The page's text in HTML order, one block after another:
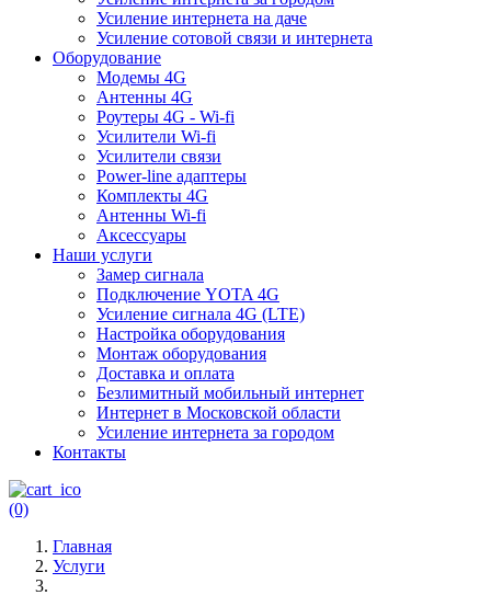
Усиление интернета на даче
Усиление сотовой связи и интернета
Оборудование
Модемы 4G
Антенны 4G
Роутеры 4G - Wi-fi
Усилители Wi-fi
Усилители связи
Power-line адаптеры
Комплекты 4G
Антенны Wi-fi
Аксессуары
Наши услуги
Замер сигнала
Подключение YOTA 4G
Усиление сигнала 4G (LTE)
Настройка оборудования
Монтаж оборудования
Доставка и оплата
Безлимитный мобильный интернет
Интернет в Московской области
Усиление интернета за городом
Контакты
(0)
Главная
Услуги